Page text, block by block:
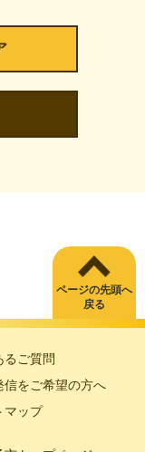
ページの先頭へ
戻る
るご質問
信をご希望の方へ
マップ